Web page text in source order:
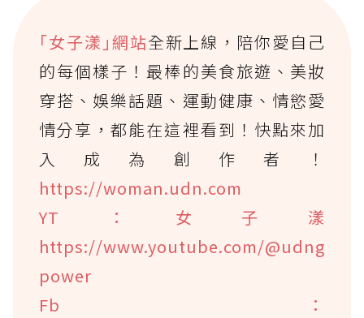
｢女子漾｣網站全新上線，陪你愛自己
的每個樣子！最棒的美食旅遊、美妝
穿搭、娛樂話題、運動健康、情慾愛
情分享，都能在這裡看到！快點來加
入成為創作者！
https://woman.udn.com
YT：女子漾
https://www.youtube.com/@udng
power
Fb：